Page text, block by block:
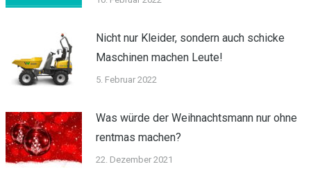
Nicht nur Kleider, sondern auch schicke
Maschinen machen Leute!
5. Februar 2022
Was würde der Weihnachtsmann nur ohne
rentmas machen?
22. Dezember 2021